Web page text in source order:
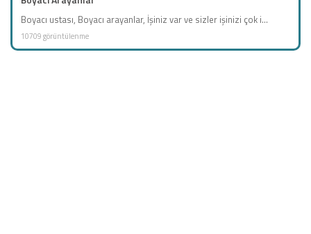
Boyacı ustası, Boyacı arayanlar, İşiniz var ve sizler işinizi çok i...
10709 görüntülenme